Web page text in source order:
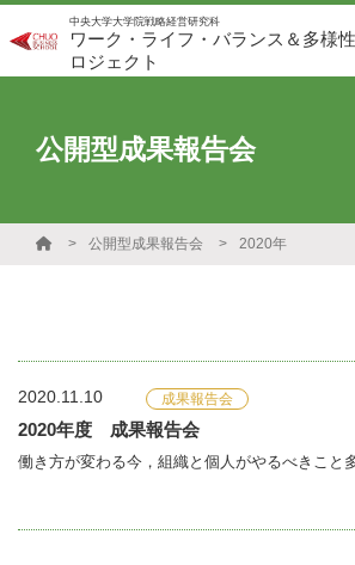
中央大学大学院戦略経営研究科
ワーク・ライフ・バランス＆多様
ロジェクト
公開型成果報告会
公開型成果報告会 2020年
2020.11.10 成果報告会
2020年度 成果報告会